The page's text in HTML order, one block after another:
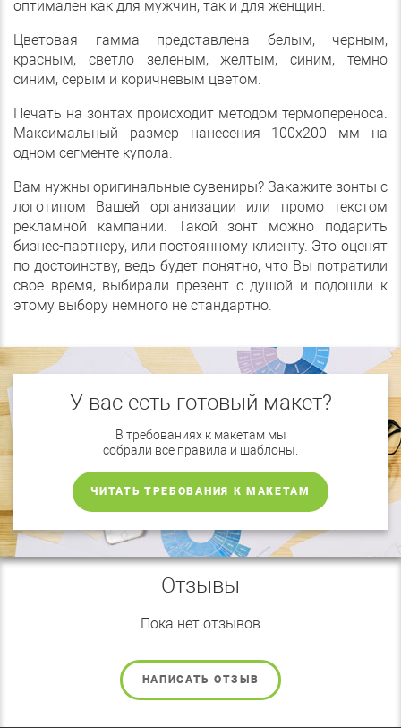
оптимален как для мужчин, так и для женщин.
Цветовая гамма представлена белым, черным,
красным, светло зеленым, желтым, синим, темно
синим, серым и коричневым цветом.
Печать на зонтах происходит методом термопереноса.
Максимальный размер нанесения 100х200 мм на
одном сегменте купола.
Вам нужны оригинальные сувениры? Закажите зонты с
логотипом Вашей организации или промо текстом
рекламной кампании. Такой зонт можно подарить
бизнес-партнеру, или постоянному клиенту. Это оценят
по достоинству, ведь будет понятно, что Вы потратили
свое время, выбирали презент с душой и подошли к
этому выбору немного не стандартно.
У вас есть готовый макет?
В требованиях к макетам мы
собрали все правила и шаблоны.
ЧИТАТЬ ТРЕБОВАНИЯ К МАКЕТАМ
Отзывы
Пока нет отзывов
НАПИСАТЬ ОТЗЫВ